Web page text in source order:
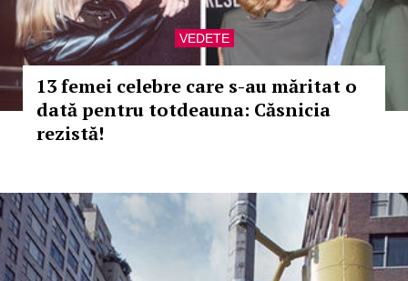
VEDETE
13 femei celebre care s-au măritat o
dată pentru totdeauna: Căsnicia
rezistă!